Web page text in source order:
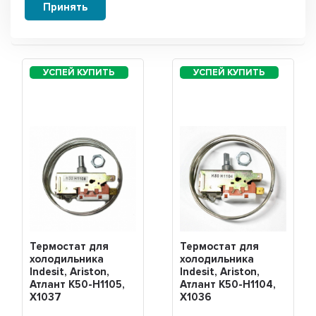
Термостат для
холодильника
Indesit, Ariston,
Атлант K50-H1105,
Х1037
Термостат для
холодильника
Indesit, Ariston,
Атлант K50-H1104,
Х1036
Принять